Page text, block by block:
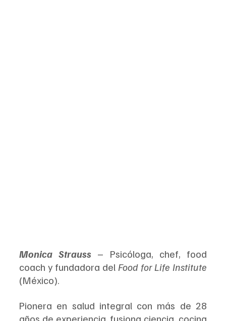
Monica Strauss – Psicóloga, chef, food
coach y fundadora del Food for Life Institute
(México).
Pionera en salud integral con más de 28